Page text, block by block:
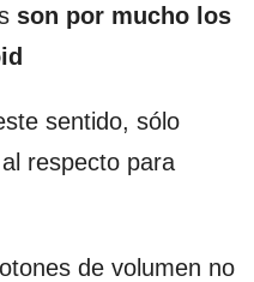
son por mucho los
sentido, sólo
respecto para
de volumen no